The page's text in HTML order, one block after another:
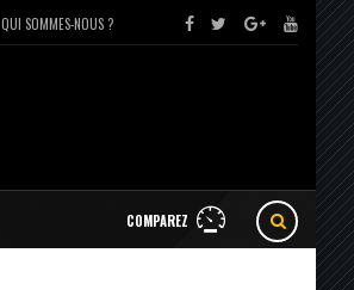
QUI SOMMES-NOUS ?
COMPAREZ